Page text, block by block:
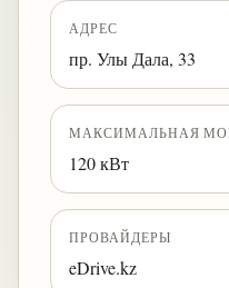
АДРЕС
пр. Улы Дала, 33
МАКСИМАЛЬНАЯ
120 кВт
ПРОВАЙДЕРЫ
eDrive.kz